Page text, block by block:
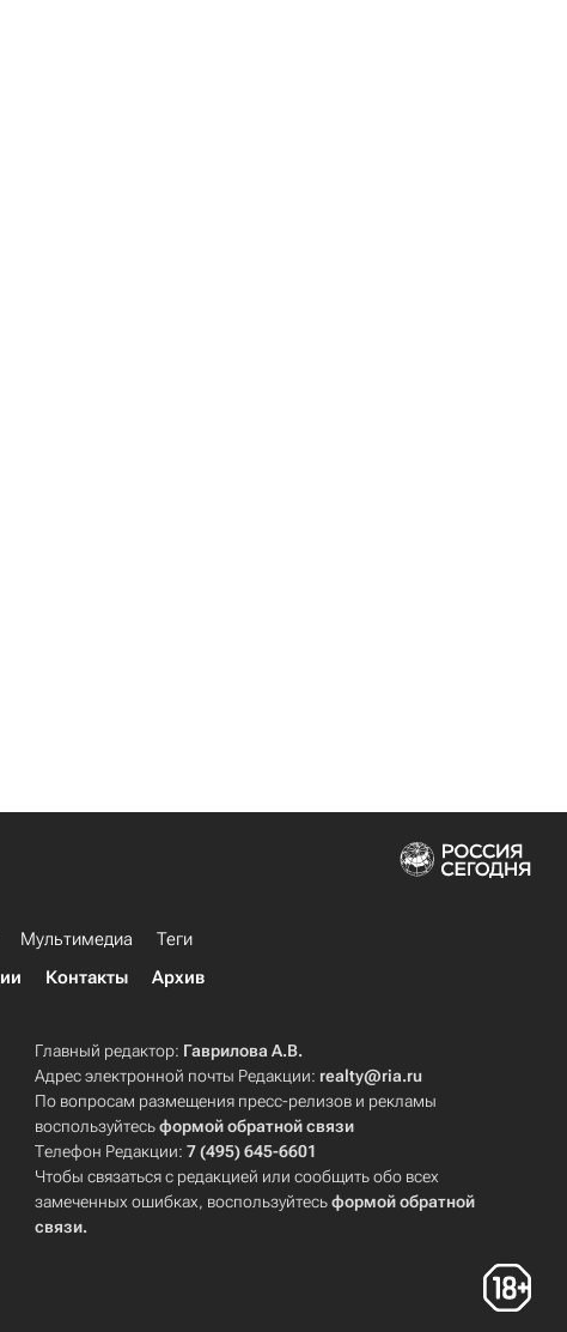
Мультимедиа
Теги
Контакты Архив
Главный редактор: Гаврилова А.В.
Адрес электронной почты Редакции: realty@ria.ru
По вопросам размещения пресс-релизов и рекламы
воспользуйтесьформой обратной связи
Телефон Редакции:7 (495) 645-6601
Чтобы связаться с редакцией или сообщить обо всех
замеченных ошибках, воспользуйтесьформой обратной
связи.